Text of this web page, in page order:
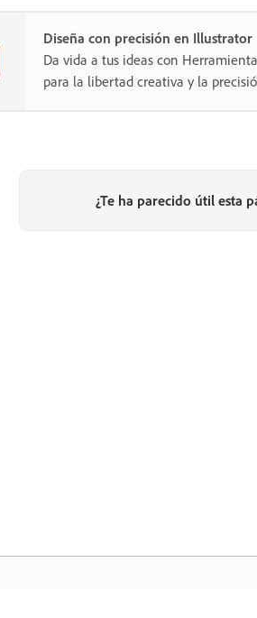
Diseña con precisión en Illustrator
Da vida a tus ideas con
para la libertad creativa y la
¿Te ha parecido útil esta